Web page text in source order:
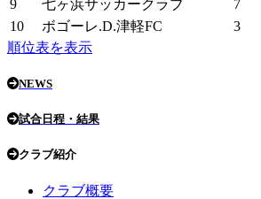
9
七ヶ浜サッカークラブ 7
10
ボゴーレ.D.津軽FC 3
順位表を表示
NEWS
試合日程・結果
クラブ紹介
クラブ概要